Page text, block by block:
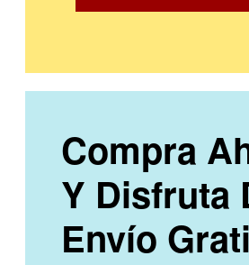
Compra
Y Disfruta
Envío